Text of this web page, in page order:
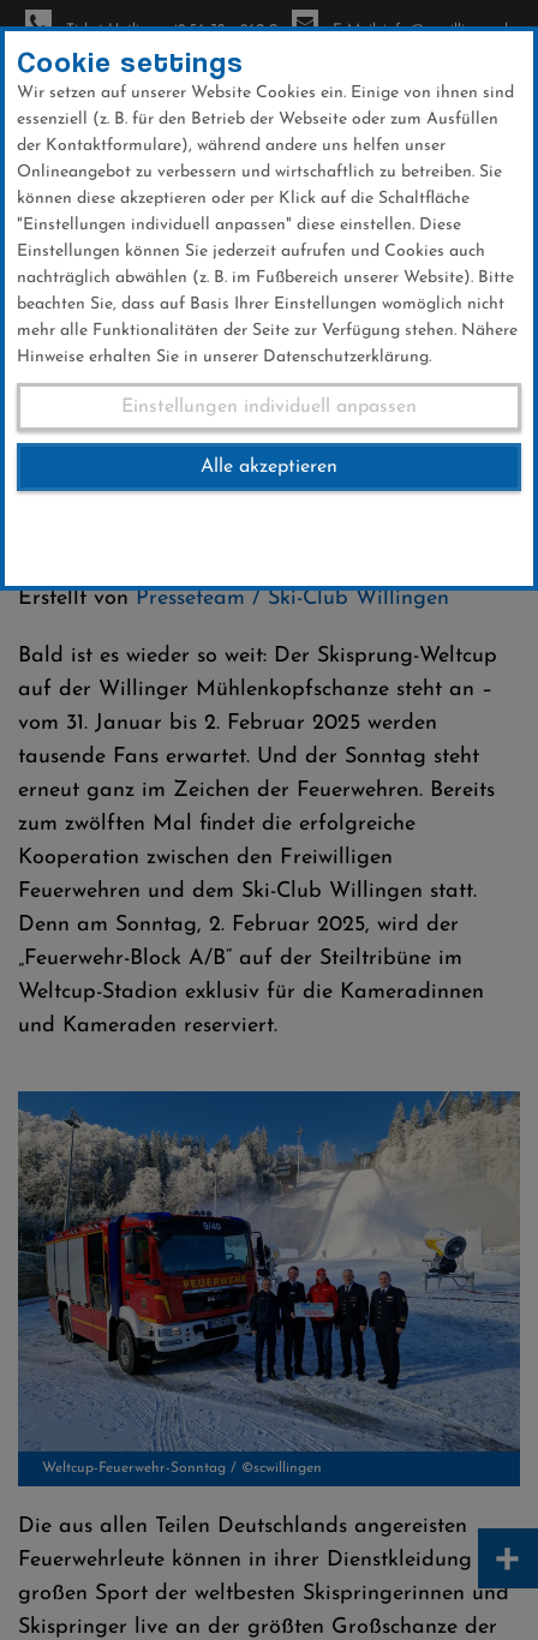
Direkt
zum
Inhalt
Ticket-Hotline: +49 56 32 - 960-0 E-Mail: info@sc-willingen.de
News
Feuerwehr-Sonntag beim FIS
Skisprung Weltcup 2025
Erstellt vonPresseteam / Ski-Club Willingen
Bald ist es wieder so weit: Der Skisprung-Weltcup
auf der Willinger Mühlenkopfschanze steht an –
vom 31. Januar bis 2. Februar 2025 werden
tausende Fans erwartet. Und der Sonntag steht
erneut ganz im Zeichen der Feuerwehren. Bereits
zum zwölften Mal findet die erfolgreiche
Kooperation zwischen den Freiwilligen
Feuerwehren und dem Ski-Club Willingen statt.
Denn am Sonntag, 2. Februar 2025, wird der
„Feuerwehr-Block A/B“ auf der Steiltribüne im
Weltcup-Stadion exklusiv für die Kameradinnen
und Kameraden reserviert.
Weltcup-Feuerwehr-Sonntag / ©scwillingen
Die aus allen Teilen Deutschlands angereisten
Feuerwehrleute können in ihrer Dienstkleidung den
großen Sport der weltbesten Skispringerinnen und
Skispringer live an der größten Großschanze der
Cookie settings
Wir setzen auf unserer Website Cookies ein. Einige von ihnen sind
essenziell (z. B. für den Betrieb der Webseite oder zum Ausfüllen
der Kontaktformulare), während andere uns helfen unser
Onlineangebot zu verbessern und wirtschaftlich zu betreiben. Sie
können diese akzeptieren oder per Klick auf die Schaltfläche
"Einstellungen individuell anpassen" diese einstellen. Diese
Einstellungen können Sie jederzeit aufrufen und Cookies auch
nachträglich abwählen (z. B. im Fußbereich unserer Website). Bitte
beachten Sie, dass auf Basis Ihrer Einstellungen womöglich nicht
mehr alle Funktionalitäten der Seite zur Verfügung stehen. Nähere
Hinweise erhalten Sie in unserer Datenschutzerklärung.
Einstellungen individuell anpassen
Alle akzeptieren
+